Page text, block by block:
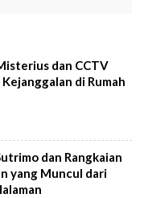
dan CCTV
di Rumah
dan Rangkaian
yang Muncul dari